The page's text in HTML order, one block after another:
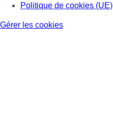
Politique de cookies (UE)
Gérer les cookies